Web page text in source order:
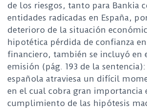
de los riesgos, tanto para Bankia
entidades radicadas en España,
deterioro de la situación
hipotética pérdida de confianza
financiero, también se incluyó en
emisión (pág. 193 de la
española atraviesa un difícil
en el cual cobra gran importancia
cumplimiento de las hipótesis